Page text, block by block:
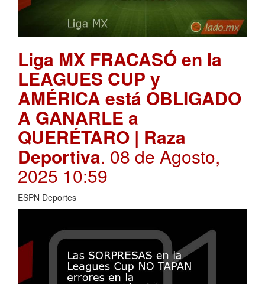
Liga MX FRACASÓ en la
LEAGUES CUP y
AMÉRICA está OBLIGADO
A GANARLE a
QUERÉTARO | Raza
Deportiva. 08 de Agosto,
2025 10:59
ESPN Deportes